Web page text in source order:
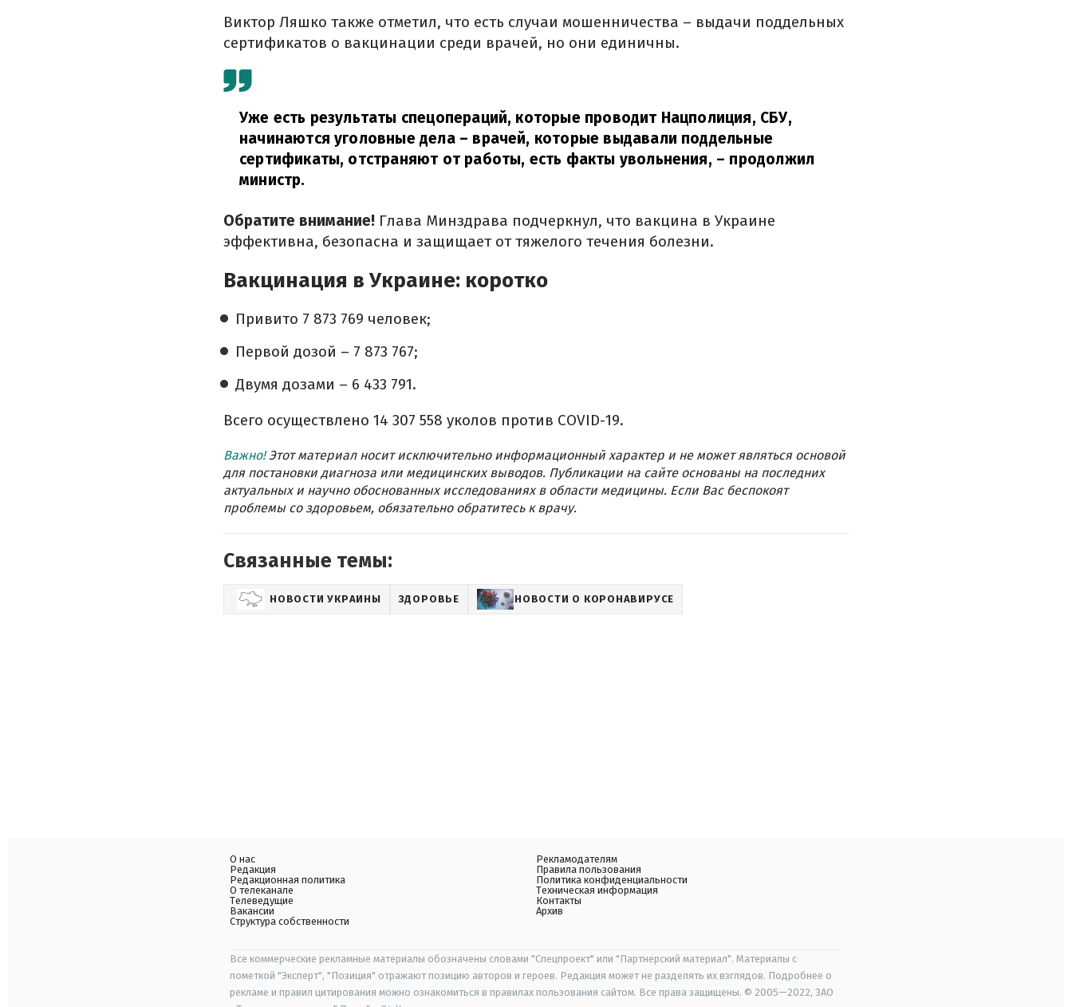
Виктор Ляшко также отметил, что есть случаи мошенничества – выдачи поддельных
сертификатов о вакцинации среди врачей, но они единичны.
Уже есть результаты спецопераций, которые проводит Нацполиция, СБУ,
начинаются уголовные дела – врачей, которые выдавали поддельные
сертификаты, отстраняют от работы, есть факты увольнения, – продолжил
министр.
Обратите внимание! Глава Минздрава подчеркнул, что вакцина в Украине
эффективна, безопасна и защищает от тяжелого течения болезни.
Вакцинация в Украине: коротко
Привито 7 873 769 человек;
Первой дозой – 7 873 767;
Двумя дозами – 6 433 791.
Всего осуществлено 14 307 558 уколов против COVID-19.
Важно!Этот материал носит исключительно информационный характер и не может являться основой
для постановки диагноза или медицинских выводов. Публикации на сайте основаны на последних
актуальных и научно обоснованных исследованиях в области медицины. Если Вас беспокоят
проблемы со здоровьем, обязательно обратитесь к врачу.
Связанные темы:
НОВОСТИ УКРАИНЫ ЗДОРОВЬЕ НОВОСТИ О КОРОНАВИРУСЕ
О нас
Редакция
Редакционная политика
О телеканале
Телеведущие
Вакансии
Структура собственности
Рекламодателям
Правила пользования
Политика конфиденциальности
Техническая информация
Контакты
Архив
Все коммерческие рекламные материалы обозначены словами "Спецпроект" или "Партнерский материал". Материалы с
пометкой "Эксперт", "Позиция" отражают позицию авторов и героев. Редакция может не разделять их взглядов. Подробнее о
рекламе и правил цитирования можно ознакомиться в правилах пользования сайтом. Все права защищены. © 2005—2022, ЗАО